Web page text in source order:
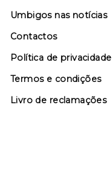
Umbigos nas notícias
Contactos
Política de privacidade
Termos e condições
Livro de reclamações